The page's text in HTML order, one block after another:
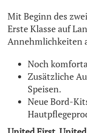
Mit Beginn des
Erste Klasse auf
Annehmlichkeiten
Noch
Zusätzliche
Speisen.
Neue Bord-